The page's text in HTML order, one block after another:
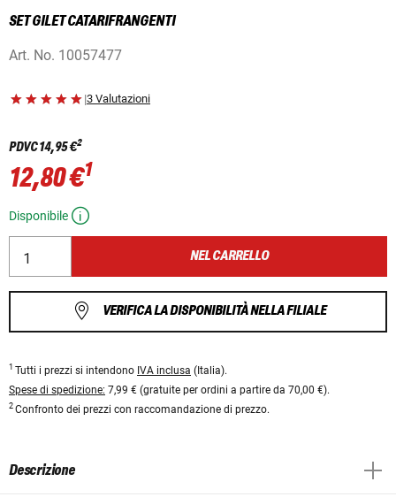
SET GILET CATARIFRANGENTI
Art. No. 10057477
|3 Valutazioni
PDVC14,95 €2
12,80 €1
Disponibile
NEL CARRELLO
VERIFICA LA DISPONIBILITÀ NELLA FILIALE
1 Tutti i prezzi si intendono IVA inclusa (Italia).
Spese di spedizione: 7,99 € (gratuite per ordini a partire da 70,00 €).
2 Confronto dei prezzi con raccomandazione di prezzo.
Descrizione